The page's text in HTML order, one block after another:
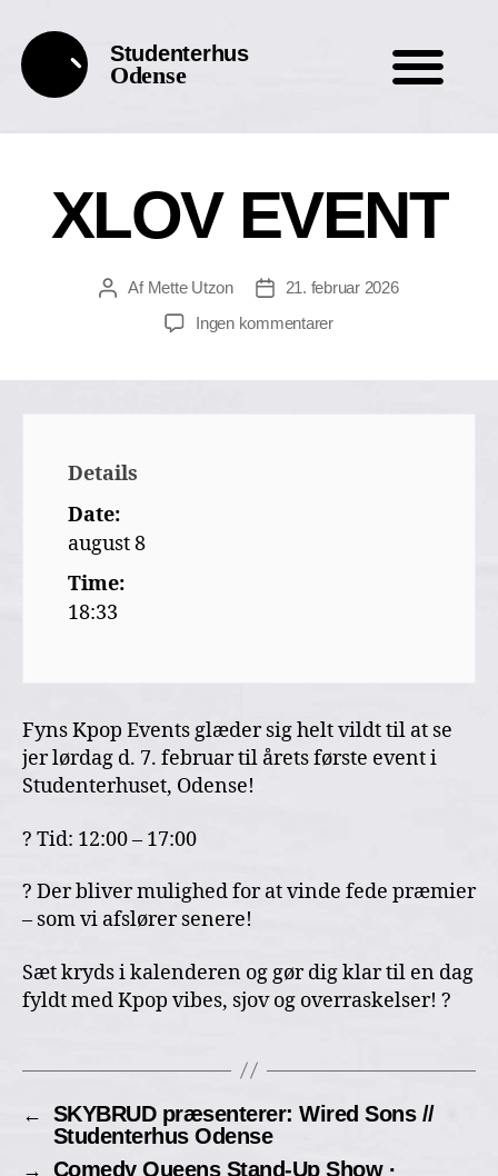
Studenterhus
Odense
XLOV EVENT
Af Mette Utzon
21. februar 2026
Ingen kommentarer
Details
Date:
august 8
Time:
18:33
Fyns Kpop Events glæder sig helt vildt til at se
jer lørdag d. 7. februar til årets første event i
Studenterhuset, Odense!
? Tid: 12:00 – 17:00
? Der bliver mulighed for at vinde fede præmier
– som vi afslører senere!
Sæt kryds i kalenderen og gør dig klar til en dag
fyldt med Kpop vibes, sjov og overraskelser! ?
←
SKYBRUD præsenterer: Wired Sons //
Studenterhus Odense
→
Comedy Queens Stand-Up Show ·